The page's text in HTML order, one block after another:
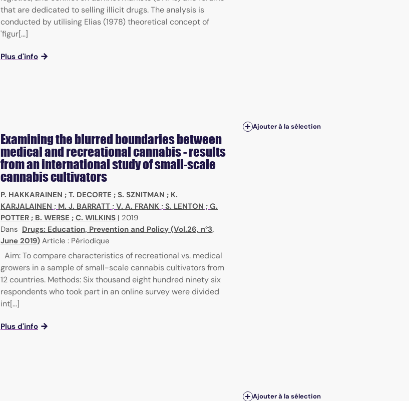
that are dedicated to selling illicit drugs. The analysis is
conducted by utilising Elias (1978) theoretical concept of
'figur[...]
Plus d'info
Examining the blurred boundaries between
medical and recreational cannabis - results
from an international study of small-scale
cannabis cultivators
P. HAKKARAINEN ; T. DECORTE ; S. SZNITMAN ; K.
KARJALAINEN ; M. J. BARRATT ; V. A. FRANK ; S. LENTON ; G.
POTTER ; B. WERSE ; C. WILKINS | 2019
Dans Drugs: Education, Prevention and Policy (Vol.26, n°3,
June 2019) Article : Périodique
Aim: To compare characteristics of recreational vs. medical
growers in a sample of small-scale cannabis cultivators from
12 countries. Methods: Six thousand eight hundred ninety six
respondents who took part in an online survey were divided
int[...]
Plus d'info
Ajouter à la sélection
Ajouter à la sélection